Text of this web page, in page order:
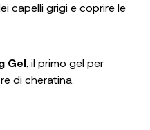
capelli grigi e coprire le
Gel, il primo gel per
di cheratina.